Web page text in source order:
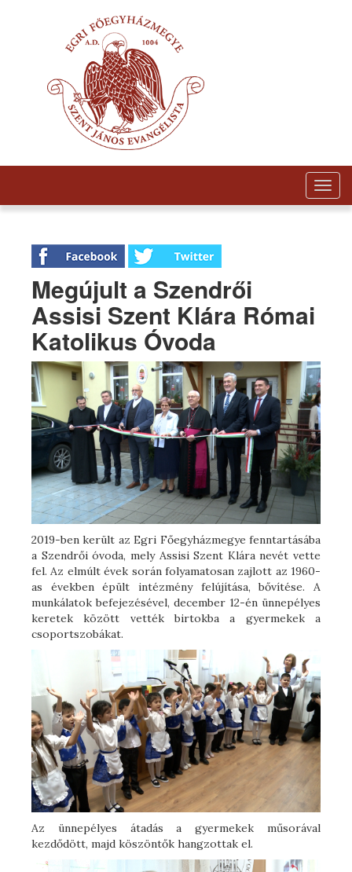
Megújult a Szendrői
Assisi Szent Klára Római
Katolikus Óvoda
2019-ben került az Egri Főegyházmegye fenntartásába
a Szendrői óvoda, mely Assisi Szent Klára nevét vette
fel. Az elmúlt évek során folyamatosan zajlott az 1960-
as években épült intézmény felújítása, bővítése. A
munkálatok befejezésével, december 12-én ünnepélyes
keretek között vették birtokba a gyermekek a
csoportszobákat.
Az ünnepélyes átadás a gyermekek műsorával
kezdődött, majd köszöntők hangzottak el.